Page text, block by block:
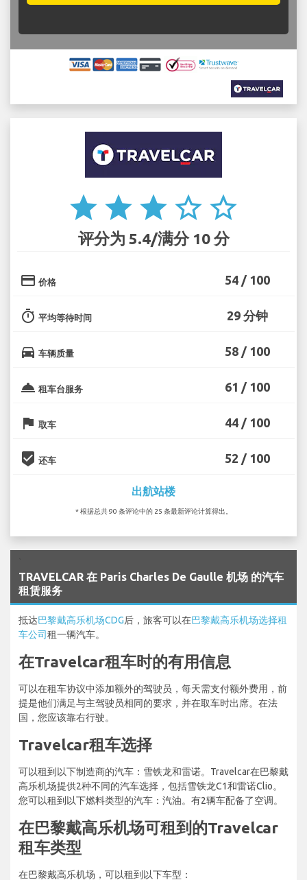
star star star star_border star_border
评分为 5.4/满分 10 分
credit_card 价格 54 / 100
timer 平均等待时间 29 分钟
directions_car 车辆质量 58 / 100
room_service 租车台服务 61 / 100
flag 取车 44 / 100
beenhere 还车 52 / 100
出航站楼
* 根据总共 90 条评论中的 25 条最新评论计算得出。
TRAVELCAR 在 Paris Charles De Gaulle 机场 的汽车
租赁服务
抵达巴黎戴高乐机场CDG后，旅客可以在巴黎戴高乐机场选择租
车公司租一辆汽车。
在Travelcar租车时的有用信息
可以在租车协议中添加额外的驾驶员，每天需支付额外费用，前
提是他们满足与主驾驶员相同的要求，并在取车时出席。在法
国，您应该靠右行驶。
Travelcar租车选择
可以租到以下制造商的汽车：雪铁龙和雷诺。Travelcar在巴黎戴
高乐机场提供2种不同的汽车选择，包括雪铁龙C1和雷诺Clio。
您可以租到以下燃料类型的汽车：汽油。有2辆车配备了空调。
在巴黎戴高乐机场可租到的Travelcar
租车类型
在巴黎戴高乐机场，可以租到以下车型：